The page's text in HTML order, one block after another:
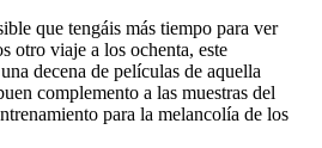
que tengáis más tiempo para ver
otro viaje a los ochenta, este
decena de películas de aquella
complemento a las muestras del
para la melancolía de los